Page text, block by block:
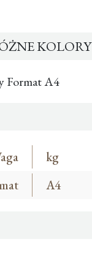
KOLORY
Format A4
kg
A4